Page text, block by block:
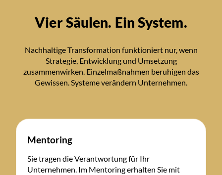
Vier Säulen. Ein System.
Nachhaltige Transformation funktioniert nur, wenn
Strategie, Entwicklung und Umsetzung
zusammenwirken. Einzelmaßnahmen beruhigen das
Gewissen. Systeme verändern Unternehmen.
Mentoring
Sie tragen die Verantwortung für Ihr
Unternehmen. Im Mentoring erhalten Sie mit